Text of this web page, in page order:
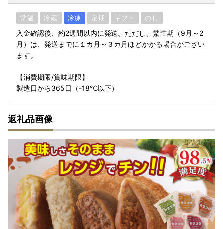
常温 冷蔵 冷凍 定期 ギフト のし
入金確認後、約2週間以内に発送。ただし、繁忙期（9月～2
月）は、発送までに１カ月～３カ月ほどかかる場合がござい
ます。
【消費期限/賞味期限】
製造日から365日（-18℃以下）
返礼品画像